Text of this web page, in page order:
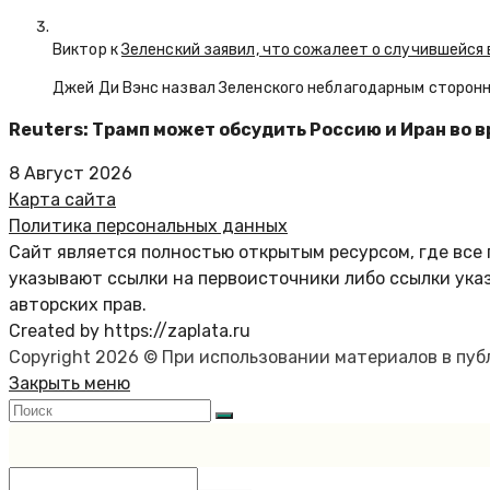
Виктор кЗеленский заявил, что сожалеет о
Джей Ди Вэнс назвал Зеленского неблагодарным
Reuters: Трамп может обсудить Россию и Иран во
8 Август 2026
Карта сайта
Политика персональных данных
Сайт является полностью открытым ресурсом, где
указывают ссылки на первоисточники либо ссылки
авторских прав.
Created by https://zaplata.ru
Copyright 2026 © При использовании материалов в
Закрыть меню